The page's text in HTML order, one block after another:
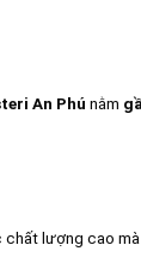
An Phú nằm
lượng cao